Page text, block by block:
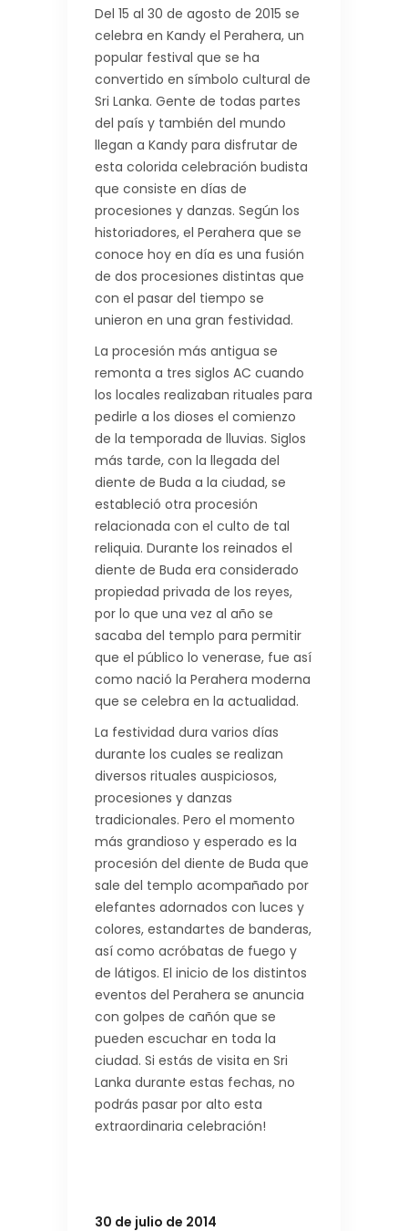
Del 15 al 30 de agosto de 2015 se
celebra en Kandy el Perahera, un
popular festival que se ha
convertido en símbolo cultural de
Sri Lanka. Gente de todas partes
del país y también del mundo
llegan a Kandy para disfrutar de
esta colorida celebración budista
que consiste en días de
procesiones y danzas. Según los
historiadores, el Perahera que se
conoce hoy en día es una fusión
de dos procesiones distintas que
con el pasar del tiempo se
unieron en una gran festividad.
La procesión más antigua se
remonta a tres siglos AC cuando
los locales realizaban rituales para
pedirle a los dioses el comienzo
de la temporada de lluvias. Siglos
más tarde, con la llegada del
diente de Buda a la ciudad, se
estableció otra procesión
relacionada con el culto de tal
reliquia. Durante los reinados el
diente de Buda era considerado
propiedad privada de los reyes,
por lo que una vez al año se
sacaba del templo para permitir
que el público lo venerase, fue así
como nació la Perahera moderna
que se celebra en la actualidad.
La festividad dura varios días
durante los cuales se realizan
diversos rituales auspiciosos,
procesiones y danzas
tradicionales. Pero el momento
más grandioso y esperado es la
procesión del diente de Buda que
sale del templo acompañado por
elefantes adornados con luces y
colores, estandartes de banderas,
así como acróbatas de fuego y
de látigos. El inicio de los distintos
eventos del Perahera se anuncia
con golpes de cañón que se
pueden escuchar en toda la
ciudad. Si estás de visita en Sri
Lanka durante estas fechas, no
podrás pasar por alto esta
extraordinaria celebración!
30 de julio de 2014